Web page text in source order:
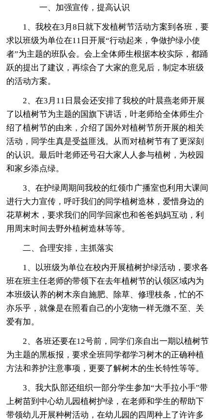
一、加强宣传，提高认识
1、我校在3月8日就下发植树节活动方案到各班，要
求以班级为单位在11日开展“行动起来，争做护绿小使
者”为主题的班队会。会上全体师生根据本校实际，都踊
跃的提出了建议，再综合了大家的意见后，制定本班级
的活动方案。
2、在3月11日晨会还安排了我校的叶晨燕老师开展
了以植树节为主题的国旗下讲话，叶老师给全体师生介
绍了植树节的由来，介绍了国外对植树节所开展的相关
活动，同学生真是受益匪浅。从而对植树节有了更深刻
的认识。最后叶老师还号召大家人人参与植树，为校园
和家乡添点绿。
3、在护绿周期间我校的红领巾广播室也利用大课间
进行大力宣传，呼吁我们的同学植树造林，爱惜身边的
花草树木，要求我们的同学回家也和爸爸妈妈互动，利
用周末时间去野外植树造林等等。
二、合理安排，主抓落实
1、以班级为单位在校内开展植树护绿活动，要求各
班在班主任老师的带领下在去年植树节的认领区域内为
本班级认养的树木亲自施肥、除草、修理枝条，忙的不
亦乐乎，就像是在照看自己的小宠物一样无微不至、关
爱有加。
2、各班还要在12号前，同学们亲自出一期以植树节
为主题的黑板报，要求全班同学都学习树木的正确种植
方法和养护注意事项，更要了解树木的生长特性等等。
3、我大队部还组织一部分学生参加“大手拉小手”带
上树苗到中心幼儿园植树护绿，在老师和学生的帮助下
带领幼儿开展种树活动，在幼儿园的四周种上了许许多